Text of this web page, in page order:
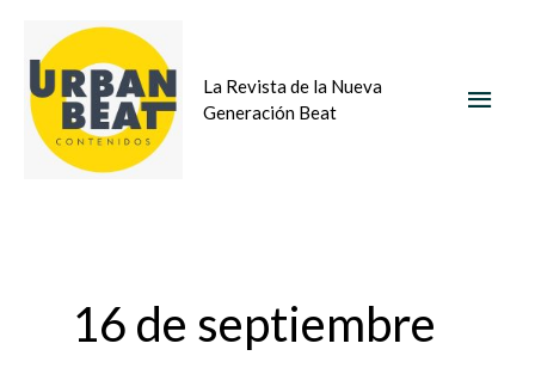
contenido
La Revista de la Nueva
Generación Beat
16 de septiembre